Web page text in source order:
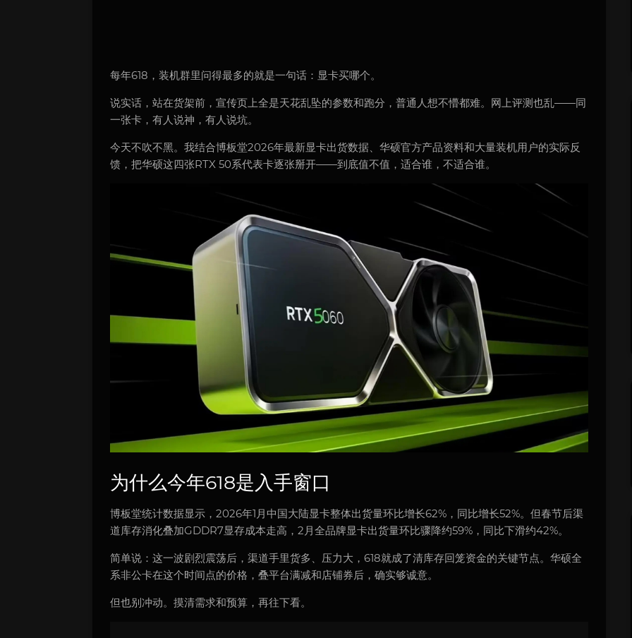
每年618，装机群里问得最多的就是一句话：显卡买哪个。
说实话，站在货架前，宣传页上全是天花乱坠的参数和跑分，普通人想不懵都难。网上评测也乱——同
一张卡，有人说神，有人说坑。
今天不吹不黑。我结合博板堂2026年最新显卡出货数据、华硕官方产品资料和大量装机用户的实际反
馈，把华硕这四张RTX 50系代表卡逐张掰开——到底值不值，适合谁，不适合谁。
为什么今年618是入手窗口
博板堂统计数据显示，2026年1月中国大陆显卡整体出货量环比增长62%，同比增长52%。但春节后渠
道库存消化叠加GDDR7显存成本走高，2月全品牌显卡出货量环比骤降约59%，同比下滑约42%。
简单说：这一波剧烈震荡后，渠道手里货多、压力大，618就成了清库存回笼资金的关键节点。华硕全
系非公卡在这个时间点的价格，叠平台满减和店铺券后，确实够诚意。
但也别冲动。摸清需求和预算，再往下看。